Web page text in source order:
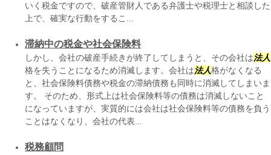
いく税金ですので、破産管財人である弁護士や税理士と相談した
上で、確実な行動をするこ...
滞納中の税金や社会保険料
しかし、会社の破産手続きが終了してしまうと、その会社は法人
格を失うことになるため消滅します。会社は法人格がなくなる
と、社会保険料債務や税金の滞納債務も同時に消滅してしまいま
す。 そのため、形式上は社会保険料等の債務は消滅しないこと
になっていますが、実質的には会社は社会保険料等の債務を負う
ことはなくなり、会社の代表...
税務顧問